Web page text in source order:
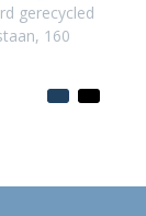
gerecycled
160